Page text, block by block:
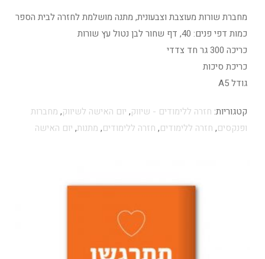
מחברת שורות מעוצבת וצבעונית, מתנה מושלמת לחזרה לבית הספר
כמות דפי פנים: 40, דף שחור לבן נטול עץ שורות
כריכה 300 גר חד צדדי
כריכת סיכות
גודל A5
קטגוריות: חזרה ללימודים - שיווק, יום האישה לשיווק, מחברות
ופנקסים, חזרה ללימודים, חזרה ללימודים, מתנות, יום האישה